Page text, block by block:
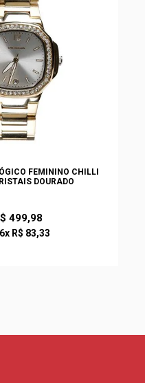
FEMININO CHILLI
DOURADO
499,98
6x R$ 83,33